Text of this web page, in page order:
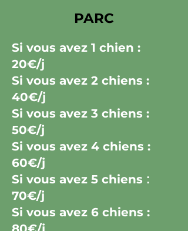
PARC
Si vous avez 1 chien :
20€/j
Si vous avez 2 chiens :
40€/j
Si vous avez 3 chiens :
50€/j
Si vous avez 4 chiens :
60€/j
Si vous avez 5 chiens :
70€/j
Si vous avez 6 chiens :